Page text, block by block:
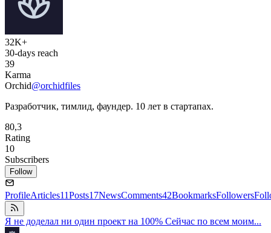
32K+
30-days reach
39
Karma
Orchid@orchidfiles
Разработчик, тимлид, фаундер. 10 лет в стартапах.
80,3
Rating
10
Subscribers
Follow
ProfileArticles11Posts17NewsComments42BookmarksFollowers
Я не доделал ни один проект на 100% Сейчас по всем моим...